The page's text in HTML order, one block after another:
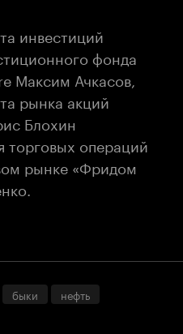
инвестиций
фонда
Максим Ачкасов,
рынка акций
Блохин
торговых операций
рынке «Фридом
быки
нефть